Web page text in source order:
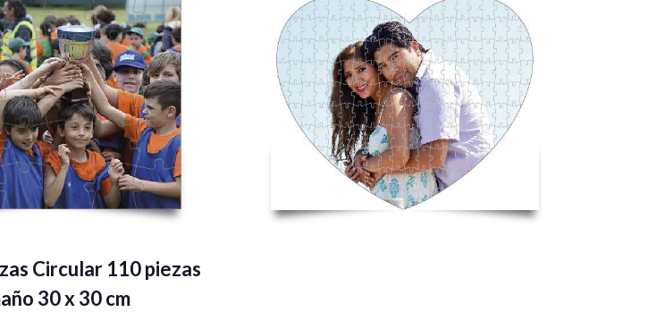
Circular 110 piezas
30 x 30 cm